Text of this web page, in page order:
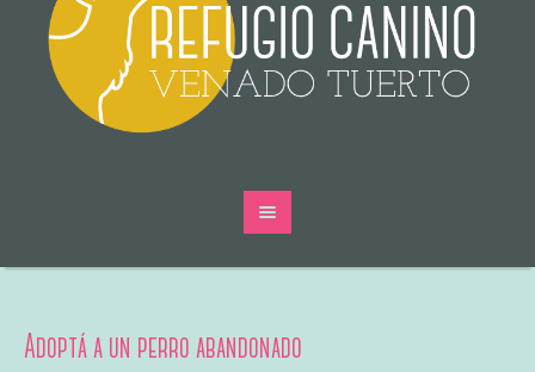
Adoptá a un perro abandonado